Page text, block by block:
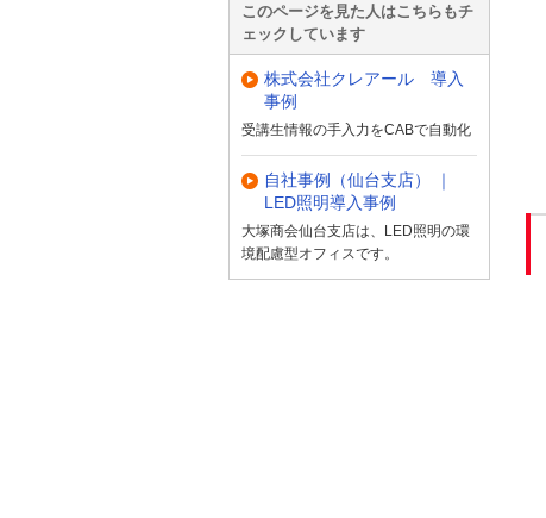
このページを見た人はこちらもチ
ェックしています
株式会社クレアール 導入
事例
受講生情報の手入力をCABで自動化
自社事例（仙台支店） ｜
LED照明導入事例
大塚商会仙台支店は、LED照明の環
境配慮型オフィスです。